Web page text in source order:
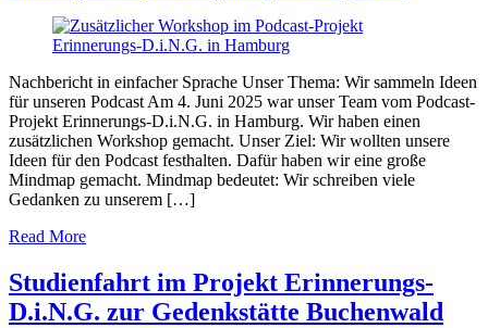
Nachbericht in einfacher Sprache Unser Thema: Wir sammeln Ideen
für unseren Podcast Am 4. Juni 2025 war unser Team vom Podcast-
Projekt Erinnerungs-D.i.N.G. in Hamburg. Wir haben einen
zusätzlichen Workshop gemacht. Unser Ziel: Wir wollten unsere
Ideen für den Podcast festhalten. Dafür haben wir eine große
Mindmap gemacht. Mindmap bedeutet: Wir schreiben viele
Gedanken zu unserem […]
Read More
Studienfahrt im Projekt Erinnerungs-
D.i.N.G. zur Gedenkstätte Buchenwald